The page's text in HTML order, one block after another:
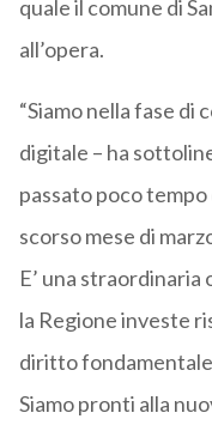
quale il comune di
all’opera.
“Siamo nella fase di
digitale – ha
passato poco
scorso mese di
E’ una
la Regione investe
diritto
Siamo pronti alla